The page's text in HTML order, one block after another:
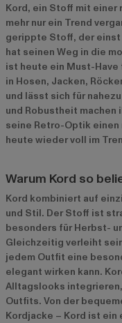
Kord, ein Stoff mit
mehr nur ein Trend
gerippte Stoff, der
hat seinen Weg in die
ist heute ein Must-
in Hosen, Jacken,
und lässt sich für
und Robustheit
seine Retro-Optik
heute wieder voll im
Warum Kord so
Kord kombiniert auf
und Stil. Der Stoff ist
besonders für Herbst-
Gleichzeitig verleiht
jedem Outfit eine
elegant wirken kann.
Alltagslooks
Outfits. Von der
Kordjacke – Kord ist